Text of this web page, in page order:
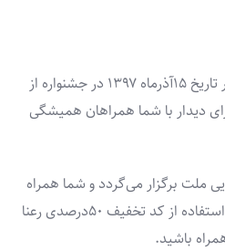
همراه تیم خود در تاریخ ۱۵آذرماه ۱۳۹۷ در جشنواره از
دیدار با شما همراهان همیشگی
ملت برگزار می‌گردد و شما همراه
با کودک دلبندتان می‌توانید با استفاده از کد تخفیف ۵۰درصدی رعنا
باشید.